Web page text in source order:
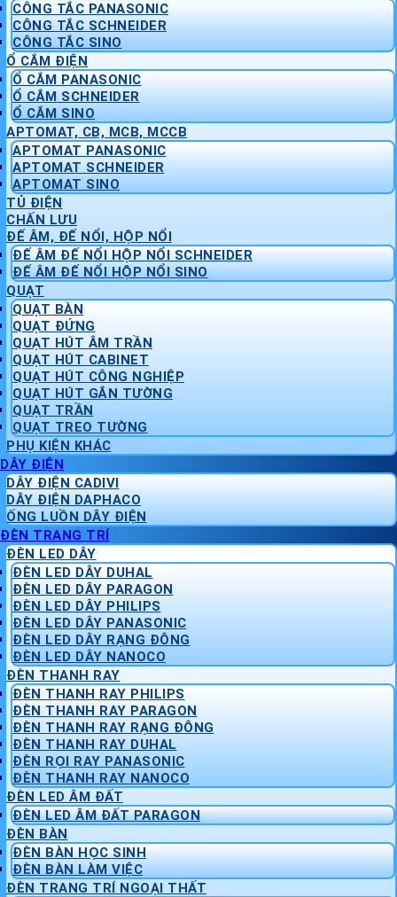
CÔNG TẮC PANASONIC
CÔNG TẮC SCHNEIDER
CÔNG TẮC SINO
Ổ CẮM ĐIỆN
Ổ CẮM PANASONIC
Ổ CẮM SCHNEIDER
Ổ CẮM SINO
APTOMAT, CB, MCB, MCCB
APTOMAT PANASONIC
APTOMAT SCHNEIDER
APTOMAT SINO
TỦ ĐIỆN
CHẤN LƯU
ĐẾ ÂM, ĐẾ NỔI, HỘP NỔI
ĐẾ ÂM ĐẾ NỔI HỘP NỔI SCHNEIDER
ĐẾ ÂM ĐẾ NỔI HỘP NỔI SINO
QUẠT
QUẠT BÀN
QUẠT ĐỨNG
QUẠT HÚT ÂM TRẦN
QUẠT HÚT CABINET
QUẠT HÚT CÔNG NGHIỆP
QUẠT HÚT GẮN TƯỜNG
QUẠT TRẦN
QUẠT TREO TƯỜNG
PHỤ KIỆN KHÁC
DÂY ĐIỆN
DÂY ĐIỆN CADIVI
DÂY ĐIỆN DAPHACO
ỐNG LUỒN DÂY ĐIỆN
ĐÈN TRANG TRÍ
ĐÈN LED DÂY
ĐÈN LED DÂY DUHAL
ĐÈN LED DÂY PARAGON
ĐÈN LED DÂY PHILIPS
ĐÈN LED DÂY PANASONIC
ĐÈN LED DÂY RẠNG ĐÔNG
ĐÈN LED DÂY NANOCO
ĐÈN THANH RAY
ĐÈN THANH RAY PHILIPS
ĐÈN THANH RAY PARAGON
ĐÈN THANH RAY RẠNG ĐÔNG
ĐÈN THANH RAY DUHAL
ĐÈN RỌI RAY PANASONIC
ĐÈN THANH RAY NANOCO
ĐÈN LED ÂM ĐẤT
ĐÈN LED ÂM ĐẤT PARAGON
ĐÈN BÀN
ĐÈN BÀN HỌC SINH
ĐÈN BÀN LÀM VIỆC
ĐÈN TRANG TRÍ NGOẠI THẤT